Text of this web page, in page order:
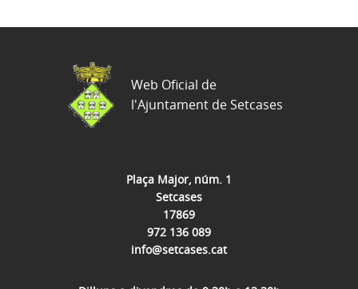
Plaça Major, núm. 1
Setcases
17869
972 136 089
info@setcases.cat
Web Oficial de
l'Ajuntament de Setcases